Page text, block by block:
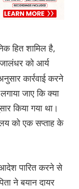
हित शामिल है,
को आर्य
कार्रवाई करने
जाए कि क्या
किया गया था।
को एक सप्ताह के
पारित करने से
ने बयान दायर